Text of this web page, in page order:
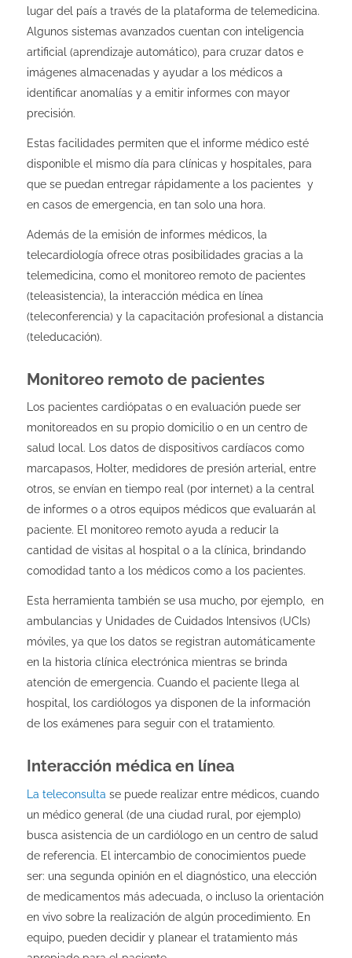
lugar del país a través de la plataforma de telemedicina.
Algunos sistemas avanzados cuentan con inteligencia
artificial (aprendizaje automático), para cruzar datos e
imágenes almacenadas y ayudar a los médicos a
identificar anomalías y a emitir informes con mayor
precisión.
Estas facilidades permiten que el informe médico esté
disponible el mismo día para clínicas y hospitales, para
que se puedan entregar rápidamente a los pacientes y
en casos de emergencia, en tan solo una hora.
Además de la emisión de informes médicos, la
telecardiología ofrece otras posibilidades gracias a la
telemedicina, como el monitoreo remoto de pacientes
(teleasistencia), la interacción médica en línea
(teleconferencia) y la capacitación profesional a distancia
(teleducación).
Monitoreo remoto de pacientes
Los pacientes cardiópatas o en evaluación puede ser
monitoreados en su propio domicilio o en un centro de
salud local. Los datos de dispositivos cardíacos como
marcapasos, Holter, medidores de presión arterial, entre
otros, se envían en tiempo real (por internet) a la central
de informes o a otros equipos médicos que evaluarán al
paciente. El monitoreo remoto ayuda a reducir la
cantidad de visitas al hospital o a la clínica, brindando
comodidad tanto a los médicos como a los pacientes.
Esta herramienta también se usa mucho, por ejemplo, en
ambulancias y Unidades de Cuidados Intensivos (UCIs)
móviles, ya que los datos se registran automáticamente
en la historia clínica electrónica mientras se brinda
atención de emergencia. Cuando el paciente llega al
hospital, los cardiólogos ya disponen de la información
de los exámenes para seguir con el tratamiento.
Interacción médica en línea
La teleconsulta se puede realizar entre médicos, cuando
un médico general (de una ciudad rural, por ejemplo)
busca asistencia de un cardiólogo en un centro de salud
de referencia. El intercambio de conocimientos puede
ser: una segunda opinión en el diagnóstico, una elección
de medicamentos más adecuada, o incluso la orientación
en vivo sobre la realización de algún procedimiento. En
equipo, pueden decidir y planear el tratamiento más